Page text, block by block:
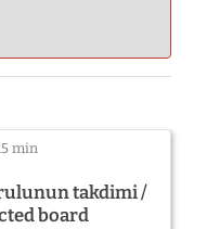
min
takdimi /
board